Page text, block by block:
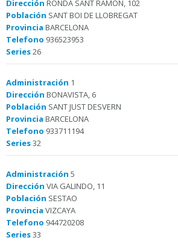
Dirección RONDA SANT RAMON, 102
Población SANT BOI DE LLOBREGAT
Provincia BARCELONA
Telefono 936523953
Series26
Administración 1
Dirección BONAVISTA, 6
Población SANT JUST DESVERN
Provincia BARCELONA
Telefono 933711194
Series32
Administración 5
Dirección VIA GALINDO, 11
Población SESTAO
Provincia VIZCAYA
Telefono 944720208
Series33